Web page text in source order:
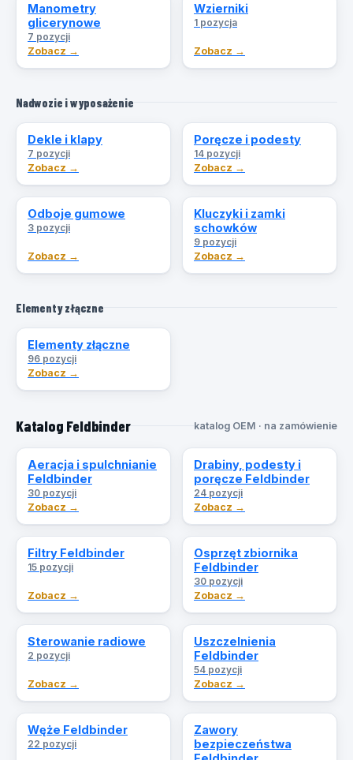
Manometry
glicerynowe
7 pozycji
Zobacz →
Wzierniki
1 pozycja
Zobacz →
Nadwozie i wyposażenie
Dekle i klapy
7 pozycji
Zobacz →
Poręcze i podesty
14 pozycji
Zobacz →
Odboje gumowe
3 pozycji
Zobacz →
Kluczyki i zamki
schowków
9 pozycji
Zobacz →
Elementy złączne
Elementy złączne
96 pozycji
Zobacz →
Katalog Feldbinder katalog OEM · na zamówienie
Aeracja i spulchnianie
Feldbinder
30 pozycji
Zobacz →
Drabiny, podesty i
poręcze Feldbinder
24 pozycji
Zobacz →
Filtry Feldbinder
15 pozycji
Zobacz →
Osprzęt zbiornika
Feldbinder
30 pozycji
Zobacz →
Sterowanie radiowe
2 pozycji
Zobacz →
Uszczelnienia
Feldbinder
54 pozycji
Zobacz →
Węże Feldbinder
22 pozycji
Zawory
bezpieczeństwa